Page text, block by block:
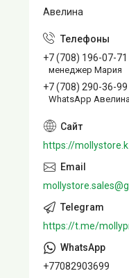
Авелина
+7 (708) 196-07-71
менеджер Мария
+7 (708) 290-36-99
WhatsApp Авелина
https://
+77082903699